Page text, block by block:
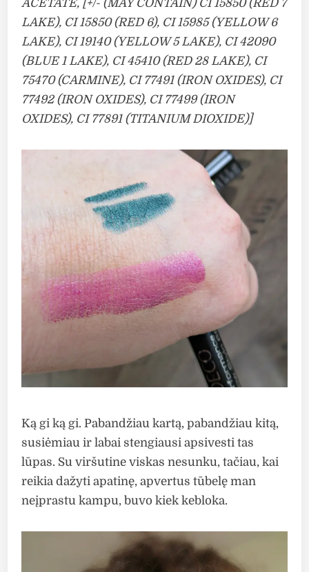
ACETATE, [+/- (MAY CONTAIN) CI 15850 (RED 7
LAKE), CI 15850 (RED 6), CI 15985 (YELLOW 6
LAKE), CI 19140 (YELLOW 5 LAKE), CI 42090
(BLUE 1 LAKE), CI 45410 (RED 28 LAKE), CI
75470 (CARMINE), CI 77491 (IRON OXIDES), CI
77492 (IRON OXIDES), CI 77499 (IRON
OXIDES), CI 77891 (TITANIUM DIOXIDE)]
Ką gi ką gi. Pabandžiau kartą, pabandžiau kitą,
susiėmiau ir labai stengiausi apsivesti tas
lūpas. Su viršutine viskas nesunku, tačiau, kai
reikia dažyti apatinę, apvertus tūbelę man
neįprastu kampu, buvo kiek kebloka.